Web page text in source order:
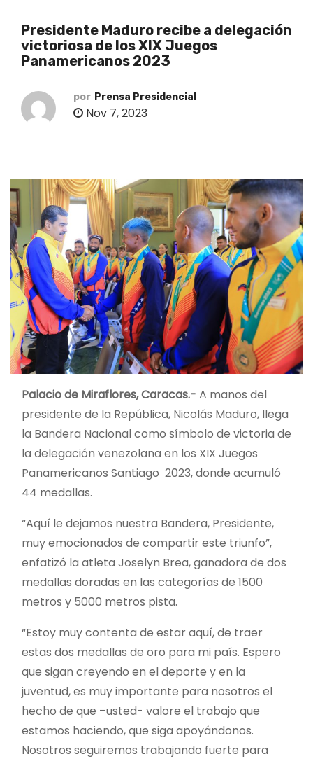
Presidente Maduro recibe a delegación
victoriosa de los XIX Juegos
Panamericanos 2023
por Prensa Presidencial
Nov 7, 2023
Palacio de Miraflores, Caracas.- A manos del
presidente de la República, Nicolás Maduro, llega
la Bandera Nacional como símbolo de victoria de
la delegación venezolana en los XIX Juegos
Panamericanos Santiago 2023, donde acumuló
44 medallas.
“Aquí le dejamos nuestra Bandera, Presidente,
muy emocionados de compartir este triunfo”,
enfatizó la atleta Joselyn Brea, ganadora de dos
medallas doradas en las categorías de 1500
metros y 5000 metros pista.
“Estoy muy contenta de estar aquí, de traer
estas dos medallas de oro para mi país. Espero
que sigan creyendo en el deporte y en la
juventud, es muy importante para nosotros el
hecho de que –usted- valore el trabajo que
estamos haciendo, que siga apoyándonos.
Nosotros seguiremos trabajando fuerte para